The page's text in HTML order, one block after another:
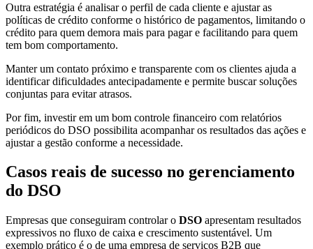
Outra estratégia é analisar o perfil de cada cliente e ajustar as
políticas de crédito conforme o histórico de pagamentos, limitando o
crédito para quem demora mais para pagar e facilitando para quem
tem bom comportamento.
Manter um contato próximo e transparente com os clientes ajuda a
identificar dificuldades antecipadamente e permite buscar soluções
conjuntas para evitar atrasos.
Por fim, investir em um bom controle financeiro com relatórios
periódicos do DSO possibilita acompanhar os resultados das ações e
ajustar a gestão conforme a necessidade.
Casos reais de sucesso no gerenciamento
do DSO
Empresas que conseguiram controlar o DSO apresentam resultados
expressivos no fluxo de caixa e crescimento sustentável. Um
exemplo prático é o de uma empresa de serviços B2B que